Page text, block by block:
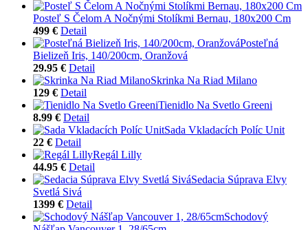
Posteľ S Čelom A Nočnými Stolíkmi Bernau, 180x200 Cm
499 € Detail
Posteľná
Bielizeň Iris, 140/200cm, Oranžová
29.95 € Detail
Skrinka Na Riad Milano
129 € Detail
Tienidlo Na Svetlo Greeni
8.99 € Detail
Sada Vkladacích Políc Unit
22 € Detail
Regál Lilly
44.95 € Detail
Sedacia Súprava Elvy
Svetlá Sivá
1399 € Detail
Schodový